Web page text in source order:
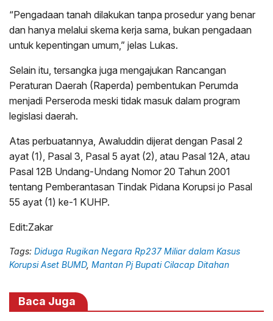
“Pengadaan tanah dilakukan tanpa prosedur yang benar
dan hanya melalui skema kerja sama, bukan pengadaan
untuk kepentingan umum,” jelas Lukas.
Selain itu, tersangka juga mengajukan Rancangan
Peraturan Daerah (Raperda) pembentukan Perumda
menjadi Perseroda meski tidak masuk dalam program
legislasi daerah.
Atas perbuatannya, Awaluddin dijerat dengan Pasal 2
ayat (1), Pasal 3, Pasal 5 ayat (2), atau Pasal 12A, atau
Pasal 12B Undang-Undang Nomor 20 Tahun 2001
tentang Pemberantasan Tindak Pidana Korupsi jo Pasal
55 ayat (1) ke-1 KUHP.
Edit:Zakar
Tags: Diduga Rugikan Negara Rp237 Miliar dalam Kasus
Korupsi Aset BUMD, Mantan Pj Bupati Cilacap Ditahan
Baca Juga